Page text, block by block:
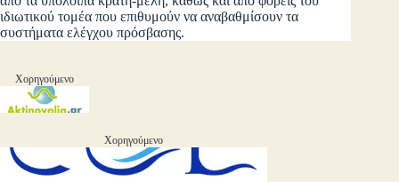
ιδιωτικού τομέα που επιθυμούν να αναβαθμίσουν τα
συστήματα ελέγχου πρόσβασης.
Χορηγούμενο
Χορηγούμενο